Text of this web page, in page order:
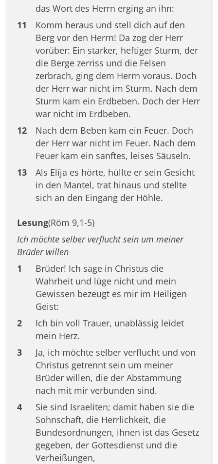
das Wort des Herrn erging an ihn:
11
Komm heraus und stell dich auf den
Berg vor den Herrn! Da zog der Herr
vorüber: Ein starker, heftiger Sturm, der
die Berge zerriss und die Felsen
zerbrach, ging dem Herrn voraus. Doch
der Herr war nicht im Sturm. Nach dem
Sturm kam ein Erdbeben. Doch der Herr
war nicht im Erdbeben.
12
Nach dem Beben kam ein Feuer. Doch
der Herr war nicht im Feuer. Nach dem
Feuer kam ein sanftes, leises Säuseln.
13
Als Elíja es hörte, hüllte er sein Gesicht
in den Mantel, trat hinaus und stellte
sich an den Eingang der Höhle.
Lesung(Röm 9,1-5)
Ich möchte selber verflucht sein um meiner
Brüder willen
1
Brüder! Ich sage in Christus die
Wahrheit und lüge nicht und mein
Gewissen bezeugt es mir im Heiligen
Geist:
2
Ich bin voll Trauer, unablässig leidet
mein Herz.
3
Ja, ich möchte selber verflucht und von
Christus getrennt sein um meiner
Brüder willen, die der Abstammung
nach mit mir verbunden sind.
4
Sie sind Israeliten; damit haben sie die
Sohnschaft, die Herrlichkeit, die
Bundesordnungen, ihnen ist das Gesetz
gegeben, der Gottesdienst und die
Verheißungen,